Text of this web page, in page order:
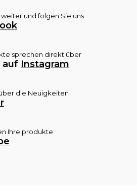
und folgen Sie uns
sprechen direkt über
auf Instagram
die Neuigkeiten
Ihre produkte